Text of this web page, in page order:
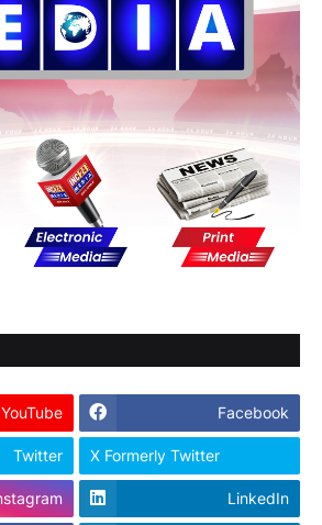
YouTube Facebook
Twitter X Formerly Twitter
LinkedIn